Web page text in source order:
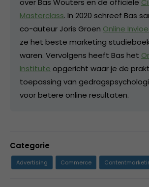
over Bas Wouters en de officiële
Masterclass. In 2020 schreef Bas
co-auteur Joris Groen Online
ze het beste marketing
waren. Vervolgens heeft Bas het
Institute opgericht waar je de
toepassing van
voor betere online resultaten.
Categorie
Advertising Commerce